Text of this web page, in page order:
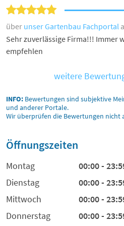
über unser Gartenbau Fachportal
Sehr zuverlässige Firma!!! Immer
empfehlen
weitere
INFO: Bewertungen sind subjektive
und anderer Portale.
Wir überprüfen die Bewertungen nicht
Öffnungszeiten
Montag
00:00 -
Dienstag
00:00 -
Mittwoch
00:00 -
Donnerstag
00:00 -